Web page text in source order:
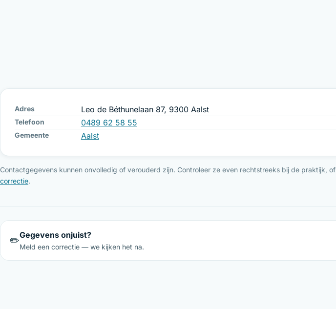
Adres Leo de Béthunelaan 87, 9300 Aalst
Telefoon 0489 62 58 55
Gemeente Aalst
Contactgegevens kunnen onvolledig of verouderd zijn. Controleer ze even rechtstreeks bij de praktijk, of
correctie.
✏️Gegevens onjuist?
Meld een correctie — we kijken het na.